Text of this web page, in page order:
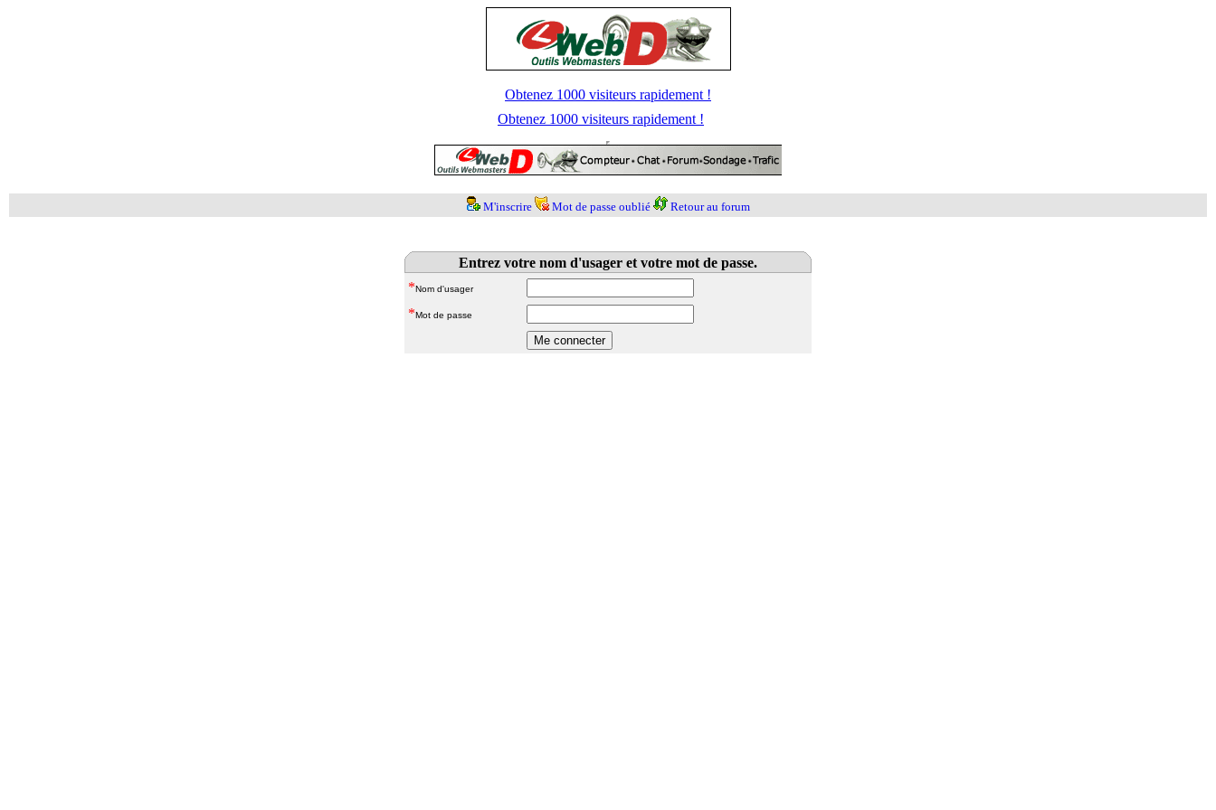
Obtenez 1000 visiteurs rapidement !
Obtenez 1000 visiteurs rapidement !
M'inscrire Mot de passe oublié Retour au forum
Entrez votre nom d'usager et votre mot de passe.
*Nom d'usager
*Mot de passe